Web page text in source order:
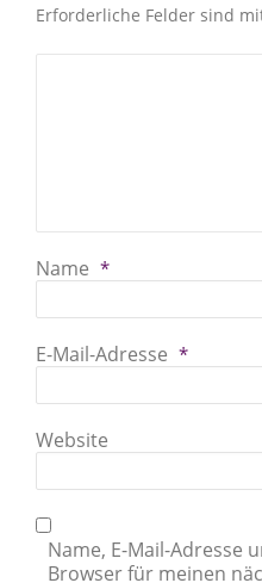
Erforderliche Felder sind
Name *
E-Mail-Adresse *
Website
Name, E-Mail-Adresse
Browser für meinen